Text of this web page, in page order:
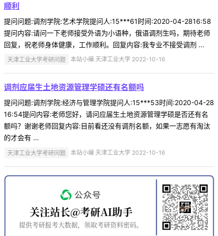
顺利
提问问题:调剂学院:艺术学院提问人:15***61时间:2020-04-2816:58
提问内容:请问一下老师接受外语为小语种，俄语调剂生吗，期待老师
回复，祝老师身体健康，工作顺利。回复内容:我专业不接受调剂 ...
天津工业大学考研问题 本站小编 天津工业大学 2022-10-16
调剂应届生土地资源管理学硕还有名额吗
提问问题:调剂学院:经济与管理学院提问人:15***53时间:2020-04-28
16:54提问内容:老师您好，请问应届生土地资源管理学硕是否还有名
额吗？谢谢老师回复内容:目前看还没有调剂名额，如果一志愿有淘汰
的才会有 ...
天津工业大学考研问题 本站小编 天津工业大学 2022-10-16